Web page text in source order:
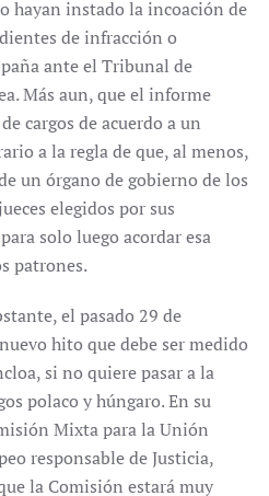
hayan instado la incoación de
de infracción o
ante el Tribunal de
Más aun, que el informe
cargos de acuerdo a un
a la regla de que, al menos,
un órgano de gobierno de los
elegidos por sus
solo luego acordar esa
patrones.
el pasado 29 de
hito que debe ser medido
si no quiere pasar a la
polaco y húngaro. En su
Mixta para la Unión
responsable de Justicia,
la Comisión estará muy